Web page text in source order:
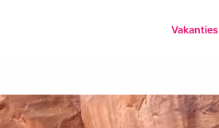
Vakanties